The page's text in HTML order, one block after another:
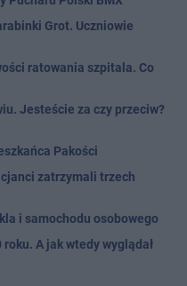
Grot. Uczniowie
ratowania szpitala. Co
Jesteście za czy przeciw?
Pakości
zatrzymali trzech
i samochodu osobowego
A jak wtedy wyglądał